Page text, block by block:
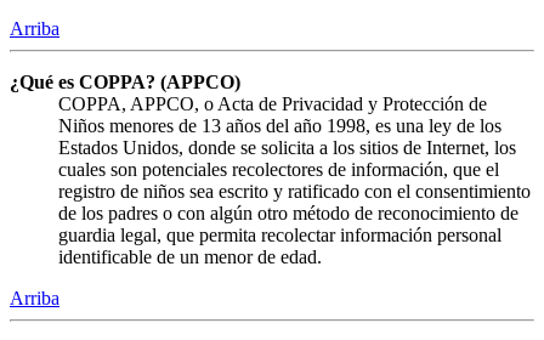
Arriba
¿Qué es COPPA? (APPCO)
COPPA, APPCO, o Acta de Privacidad y Protección de
Niños menores de 13 años del año 1998, es una ley de los
Estados Unidos, donde se solicita a los sitios de Internet, los
cuales son potenciales recolectores de información, que el
registro de niños sea escrito y ratificado con el consentimiento
de los padres o con algún otro método de reconocimiento de
guardia legal, que permita recolectar información personal
identificable de un menor de edad.
Arriba